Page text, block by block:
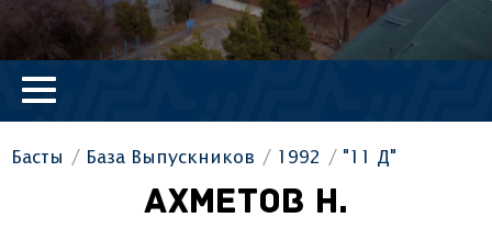
Басты База Выпускников 1992 "11 Д"
АХМЕТОВ Н.